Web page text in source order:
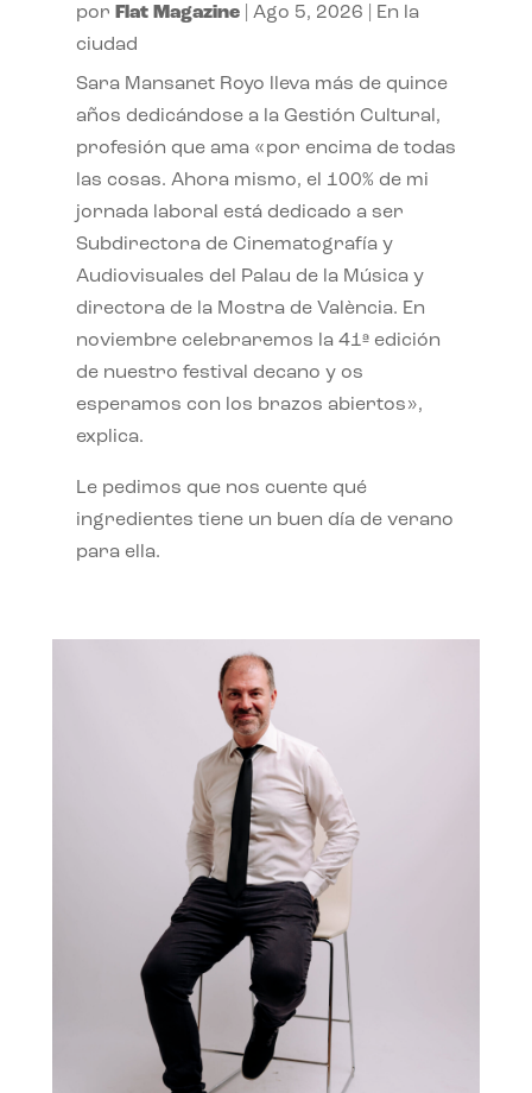
por Flat Magazine| Ago 5, 2026
En la
ciudad
Sara Mansanet Royo lleva más de quince
años dedicándose a la Gestión Cultural,
profesión que ama «por encima de todas
las cosas. Ahora mismo, el 100% de mi
jornada laboral está dedicado a ser
Subdirectora de Cinematografía y
Audiovisuales del Palau de la Música y
directora de la Mostra de València. En
noviembre celebraremos la 41ª edición
de nuestro festival decano y os
esperamos con los brazos abiertos»,
explica.
Le pedimos que nos cuente qué
ingredientes tiene un buen día de verano
para ella.